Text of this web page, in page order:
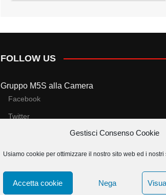
Gestisci Consenso Cookie
Usiamo cookie per ottimizzare il nostro sito web ed i nostri
Accetta cookie Nega
FOLLOW US
Gruppo M5S alla Camera
Facebook
Twitter